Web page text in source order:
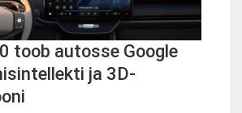
toob autosse Google
ja 3D-